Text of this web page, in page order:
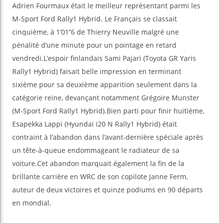
Adrien Fourmaux était le meilleur représentant parmi les
M-Sport Ford Rally1 Hybrid. Le Français se classait
cinquième, à 1’01’’6 de Thierry Neuville malgré une
pénalité d’une minute pour un pointage en retard
vendredi.L’espoir finlandais Sami Pajari (Toyota GR Yaris
Rally1 Hybrid) faisait belle impression en terminant
sixième pour sa deuxième apparition seulement dans la
catégorie reine, devançant notamment Grégoire Munster
(M-Sport Ford Rally1 Hybrid).Bien parti pour finir huitième,
Esapekka Lappi (Hyundai i20 N Rally1 Hybrid) était
contraint à l’abandon dans l’avant-dernière spéciale après
un tête-à-queue endommageant le radiateur de sa
voiture.Cet abandon marquait également la fin de la
brillante carrière en WRC de son copilote Janne Ferm,
auteur de deux victoires et quinze podiums en 90 départs
en mondial.